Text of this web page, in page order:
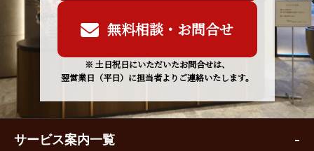
無料相談・お問合せ
※ 土日祝日にいただいたお問合せは、
翌営業日（平日）に担当者よりご連絡いたします。
サービス案内一覧